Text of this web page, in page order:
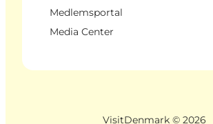
Medlemsportal
Media Center
VisitDenmark © 2026